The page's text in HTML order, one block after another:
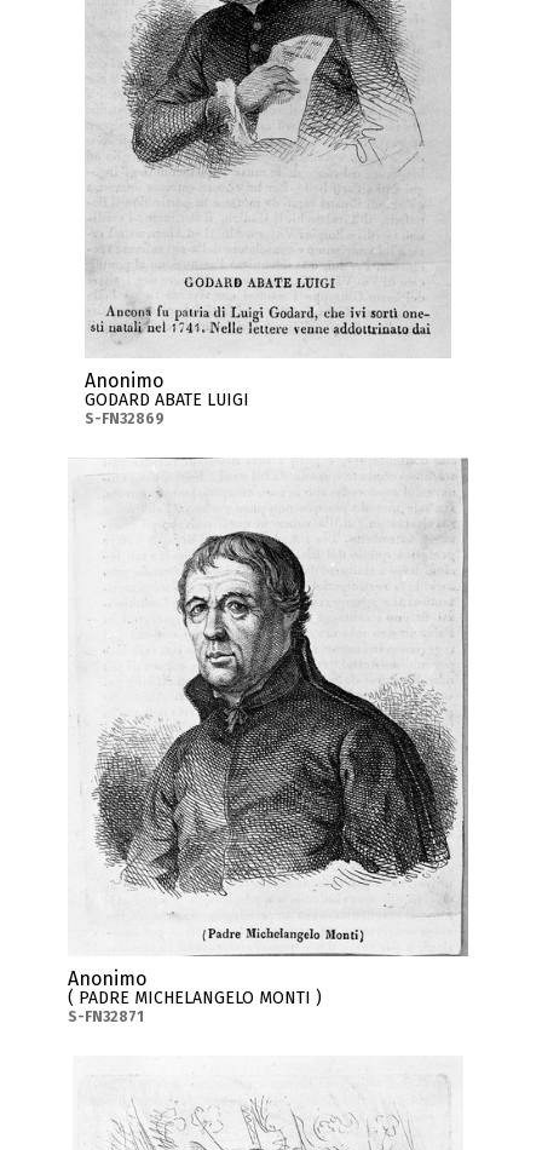
Anonimo
GODARD ABATE LUIGI
S-FN32869
Anonimo
( PADRE MICHELANGELO MONTI )
S-FN32871